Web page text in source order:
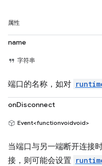
属性
name
字符串
端口的名称，如对
onDisconnect
Event<functionvoidvoid>
当端口与另一端断开连接
接，则可能会设置